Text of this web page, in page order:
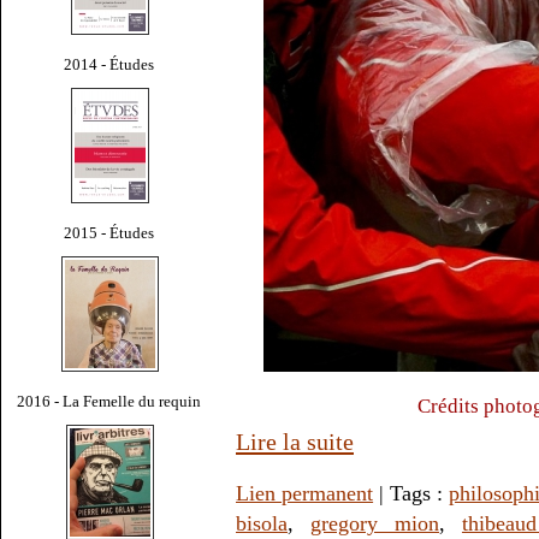
2014 - Études
2015 - Études
2016 - La Femelle du requin Crédits
Lire la suite
Lien permanent | Tags :
bisola, gregory mion,